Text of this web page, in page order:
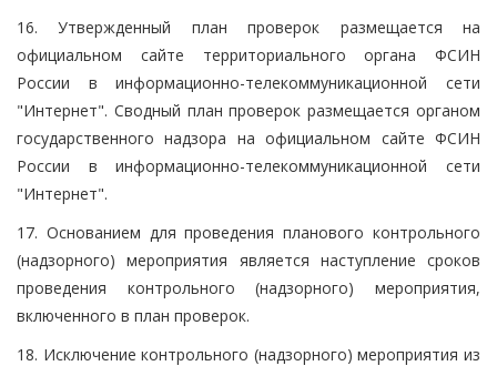
16. Утвержденный план проверок размещается на
официальном сайте территориального органа ФСИН
России в информационно-телекоммуникационной сети
"Интернет". Сводный план проверок размещается органом
государственного надзора на официальном сайте ФСИН
России в информационно-телекоммуникационной сети
"Интернет".
17. Основанием для проведения планового контрольного
(надзорного) мероприятия является наступление сроков
проведения контрольного (надзорного) мероприятия,
включенного в план проверок.
18. Исключение контрольного (надзорного) мероприятия из